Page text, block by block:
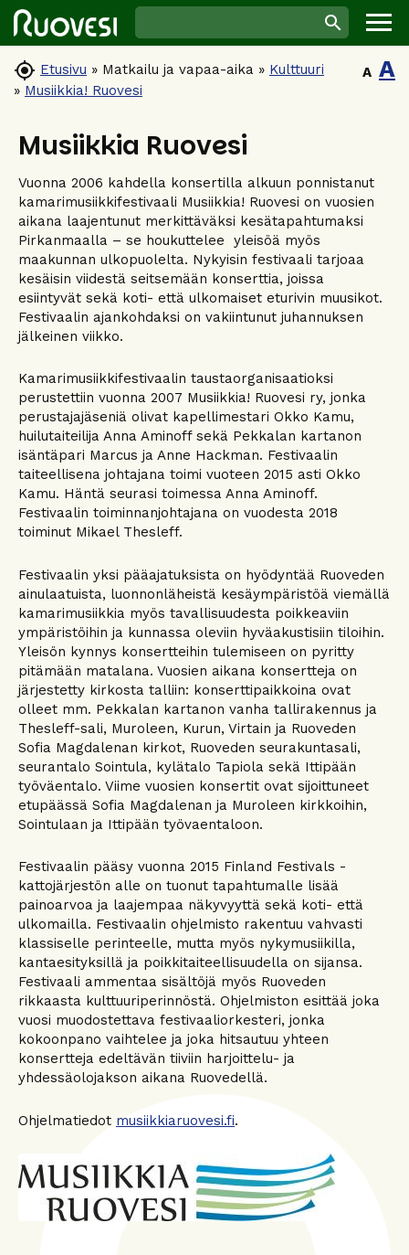
 Etusivu » Matkailu ja vapaa-aika » Kulttuuri
» Musiikkia! Ruovesi
A A
Musiikkia Ruovesi
Vuonna 2006 kahdella konsertilla alkuun ponnistanut
kamarimusiikkifestivaali Musiikkia! Ruovesi on vuosien
aikana laajentunut merkittäväksi kesätapahtumaksi
Pirkanmaalla – se houkuttelee yleisöä myös
maakunnan ulkopuolelta. Nykyisin festivaali tarjoaa
kesäisin viidestä seitsemään konserttia, joissa
esiintyvät sekä koti- että ulkomaiset eturivin muusikot.
Festivaalin ajankohdaksi on vakiintunut juhannuksen
jälkeinen viikko.
Kamarimusiikkifestivaalin taustaorganisaatioksi
perustettiin vuonna 2007 Musiikkia! Ruovesi ry, jonka
perustajajäseniä olivat kapellimestari Okko Kamu,
huilutaiteilija Anna Aminoff sekä Pekkalan kartanon
isäntäpari Marcus ja Anne Hackman. Festivaalin
taiteellisena johtajana toimi vuoteen 2015 asti Okko
Kamu. Häntä seurasi toimessa Anna Aminoff.
Festivaalin toiminnanjohtajana on vuodesta 2018
toiminut Mikael Thesleff.
Festivaalin yksi pääajatuksista on hyödyntää Ruoveden
ainulaatuista, luonnonläheistä kesäympäristöä viemällä
kamarimusiikkia myös tavallisuudesta poikkeaviin
ympäristöihin ja kunnassa oleviin hyväakustisiin tiloihin.
Yleisön kynnys konsertteihin tulemiseen on pyritty
pitämään matalana. Vuosien aikana konsertteja on
järjestetty kirkosta talliin: konserttipaikkoina ovat
olleet mm. Pekkalan kartanon vanha tallirakennus ja
Thesleff-sali, Muroleen, Kurun, Virtain ja Ruoveden
Sofia Magdalenan kirkot, Ruoveden seurakuntasali,
seurantalo Sointula, kylätalo Tapiola sekä Ittipään
työväentalo. Viime vuosien konsertit ovat sijoittuneet
etupäässä Sofia Magdalenan ja Muroleen kirkkoihin,
Sointulaan ja Ittipään työvaentaloon.
Festivaalin pääsy vuonna 2015 Finland Festivals -
kattojärjestön alle on tuonut tapahtumalle lisää
painoarvoa ja laajempaa näkyvyyttä sekä koti- että
ulkomailla. Festivaalin ohjelmisto rakentuu vahvasti
klassiselle perinteelle, mutta myös nykymusiikilla,
kantaesityksillä ja poikkitaiteellisuudella on sijansa.
Festivaali ammentaa sisältöjä myös Ruoveden
rikkaasta kulttuuriperinnöstä. Ohjelmiston esittää joka
vuosi muodostettava festivaaliorkesteri, jonka
kokoonpano vaihtelee ja joka hitsautuu yhteen
konsertteja edeltävän tiiviin harjoittelu- ja
yhdessäolojakson aikana Ruovedellä.
Ohjelmatiedot musiikkiaruovesi.fi.